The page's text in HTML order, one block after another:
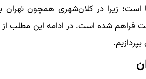
فراهم شده است. در ادامه این مطلب